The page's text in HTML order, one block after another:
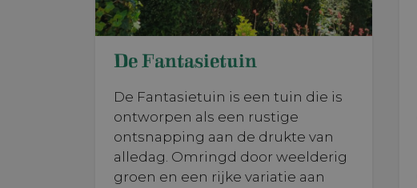
De Fantasietuin
De Fantasietuin is een tuin die is
ontworpen als een rustige
ontsnapping aan de drukte van
alledag. Omringd door weelderig
groen en een rijke variatie aan